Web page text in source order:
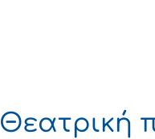
Θεατρική